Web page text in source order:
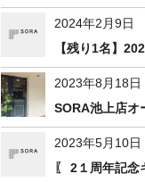
2024年2月9日
【残り1名】
2023年8月18日
SORA池上店オ
2023年5月10日
〖 2１周年記